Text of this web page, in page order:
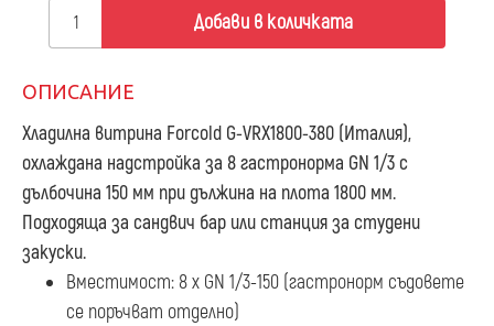
Добави в количката
ОПИСАНИЕ
Хладилна витрина Forcold G-VRX1800-380 (Италия),
охлаждана надстройка за 8 гастронорма GN 1/3 с
дълбочина 150 мм при дължина на плота 1800 мм.
Подходяща за сандвич бар или станция за студени
закуски.
Вместимост: 8 x GN 1/3-150 (гастронорм съдовете
се поръчват отделно)